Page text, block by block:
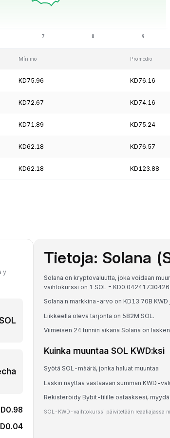
Mínimo Promedio
KD75.96 KD76.16
KD72.67 KD74.16
KD71.89 KD75.24
KD62.18 KD76.57
KD62.18 KD123.88
y
Tietoja: Solana
Solana on kryptovaluutta, joka voidaan
vaihtokurssi on 1 SOL =
Solana:n markkina-arvo on KD13.70B
Liikkeellä oleva tarjonta on 582M SOL.
Viimeisen 24 tunnin aikana Solana on
Kuinka muuntaa SOL KWD:ksi
Syötä SOL-määrä, jonka haluat muuntaa
Laskin näyttää vastaavan summan KWD-
Rekisteröidy Bybit-tilille ostaaksesi,
SOL-KWD-vaihtokurssi päivitetään reaaliajassa